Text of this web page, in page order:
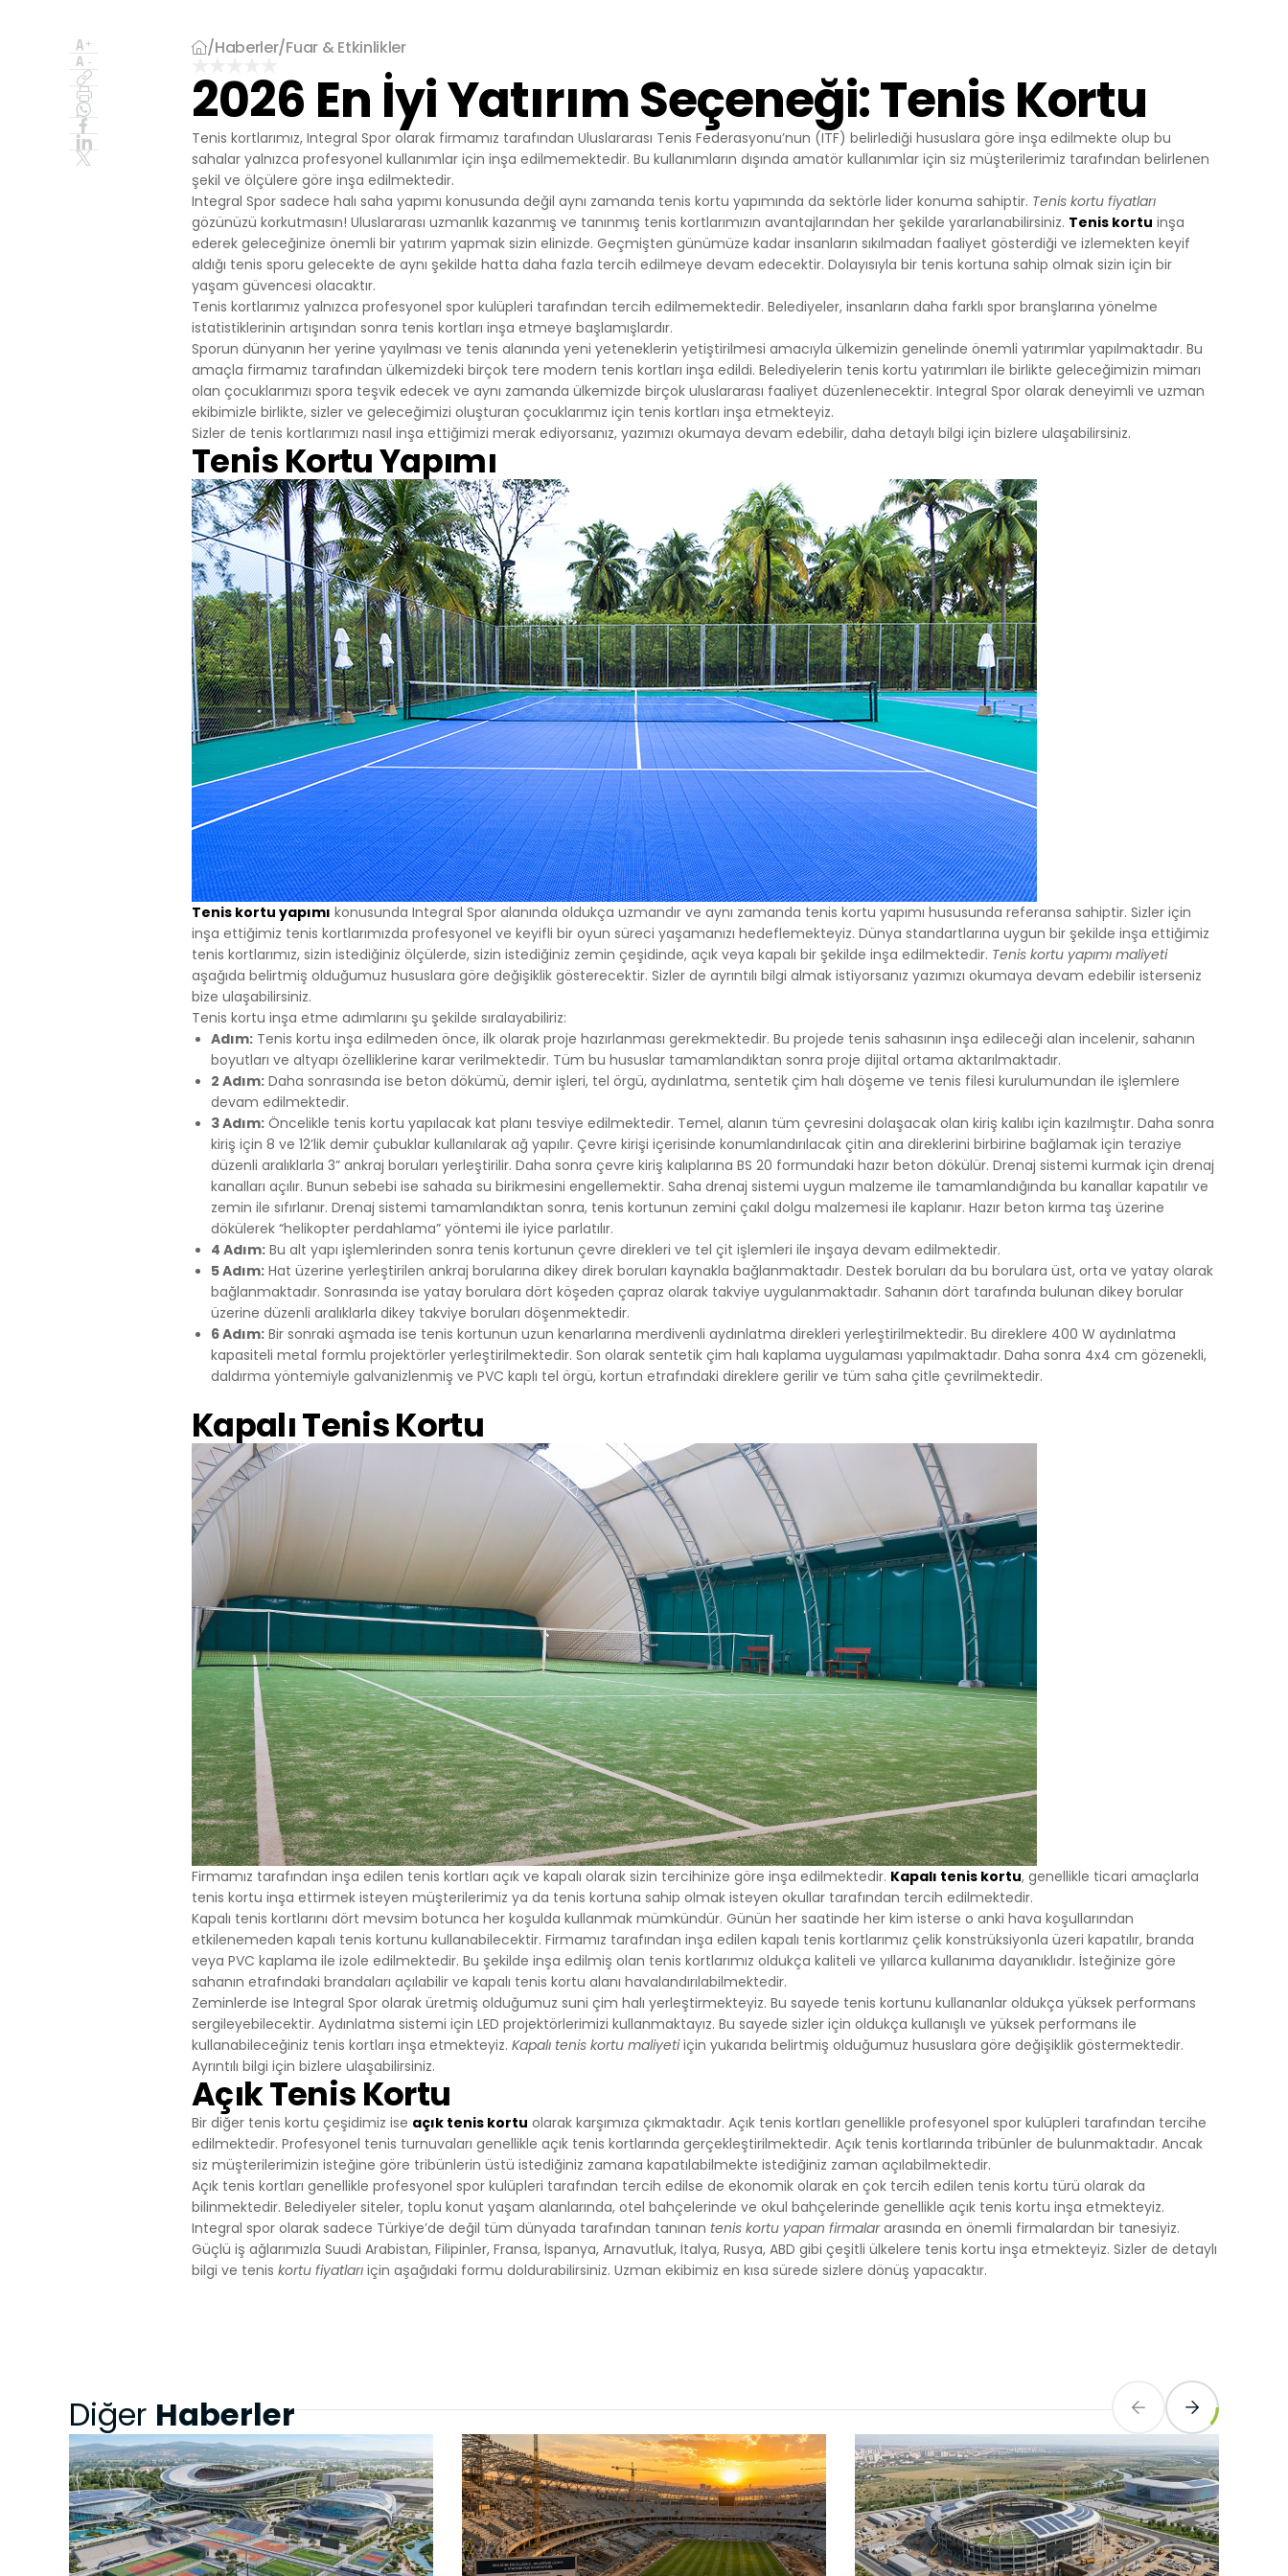
/Haberler/Fuar & Etkinlikler
2026 En İyi Yatırım Seçeneği: Tenis Kortu
Tenis kortlarımız, Integral Spor olarak firmamız tarafından Uluslararası Tenis Federasyonu’nun (ITF) belirlediği hususlara göre inşa edilmekte olup bu
sahalar yalnızca profesyonel kullanımlar için inşa edilmemektedir. Bu kullanımların dışında amatör kullanımlar için siz müşterilerimiz tarafından belirlenen
şekil ve ölçülere göre inşa edilmektedir.
Integral Spor sadece halı saha yapımı konusunda değil aynı zamanda tenis kortu yapımında da sektörle lider konuma sahiptir. Tenis kortu fiyatları
gözünüzü korkutmasın! Uluslararası uzmanlık kazanmış ve tanınmış tenis kortlarımızın avantajlarından her şekilde yararlanabilirsiniz. Tenis kortu inşa
ederek geleceğinize önemli bir yatırım yapmak sizin elinizde. Geçmişten günümüze kadar insanların sıkılmadan faaliyet gösterdiği ve izlemekten keyif
aldığı tenis sporu gelecekte de aynı şekilde hatta daha fazla tercih edilmeye devam edecektir. Dolayısıyla bir tenis kortuna sahip olmak sizin için bir
yaşam güvencesi olacaktır.
Tenis kortlarımız yalnızca profesyonel spor kulüpleri tarafından tercih edilmemektedir. Belediyeler, insanların daha farklı spor branşlarına yönelme
istatistiklerinin artışından sonra tenis kortları inşa etmeye başlamışlardır.
Sporun dünyanın her yerine yayılması ve tenis alanında yeni yeteneklerin yetiştirilmesi amacıyla ülkemizin genelinde önemli yatırımlar yapılmaktadır. Bu
amaçla firmamız tarafından ülkemizdeki birçok tere modern tenis kortları inşa edildi. Belediyelerin tenis kortu yatırımları ile birlikte geleceğimizin mimarı
olan çocuklarımızı spora teşvik edecek ve aynı zamanda ülkemizde birçok uluslararası faaliyet düzenlenecektir. Integral Spor olarak deneyimli ve uzman
ekibimizle birlikte, sizler ve geleceğimizi oluşturan çocuklarımız için tenis kortları inşa etmekteyiz.
Sizler de tenis kortlarımızı nasıl inşa ettiğimizi merak ediyorsanız, yazımızı okumaya devam edebilir, daha detaylı bilgi için bizlere ulaşabilirsiniz.
Tenis Kortu Yapımı
Tenis kortu yapımı konusunda Integral Spor alanında oldukça uzmandır ve aynı zamanda tenis kortu yapımı hususunda referansa sahiptir. Sizler için
inşa ettiğimiz tenis kortlarımızda profesyonel ve keyifli bir oyun süreci yaşamanızı hedeflemekteyiz. Dünya standartlarına uygun bir şekilde inşa ettiğimiz
tenis kortlarımız, sizin istediğiniz ölçülerde, sizin istediğiniz zemin çeşidinde, açık veya kapalı bir şekilde inşa edilmektedir. Tenis kortu yapımı maliyeti
aşağıda belirtmiş olduğumuz hususlara göre değişiklik gösterecektir. Sizler de ayrıntılı bilgi almak istiyorsanız yazımızı okumaya devam edebilir isterseniz
bize ulaşabilirsiniz.
Tenis kortu inşa etme adımlarını şu şekilde sıralayabiliriz:
Adım: Tenis kortu inşa edilmeden önce, ilk olarak proje hazırlanması gerekmektedir. Bu projede tenis sahasının inşa edileceği alan incelenir, sahanın
boyutları ve altyapı özelliklerine karar verilmektedir. Tüm bu hususlar tamamlandıktan sonra proje dijital ortama aktarılmaktadır.
2 Adım: Daha sonrasında ise beton dökümü, demir işleri, tel örgü, aydınlatma, sentetik çim halı döşeme ve tenis filesi kurulumundan ile işlemlere
devam edilmektedir.
3 Adım: Öncelikle tenis kortu yapılacak kat planı tesviye edilmektedir. Temel, alanın tüm çevresini dolaşacak olan kiriş kalıbı için kazılmıştır. Daha sonra
kiriş için 8 ve 12’lik demir çubuklar kullanılarak ağ yapılır. Çevre kirişi içerisinde konumlandırılacak çitin ana direklerini birbirine bağlamak için teraziye
düzenli aralıklarla 3” ankraj boruları yerleştirilir. Daha sonra çevre kiriş kalıplarına BS 20 formundaki hazır beton dökülür. Drenaj sistemi kurmak için drenaj
kanalları açılır. Bunun sebebi ise sahada su birikmesini engellemektir. Saha drenaj sistemi uygun malzeme ile tamamlandığında bu kanallar kapatılır ve
zemin ile sıfırlanır. Drenaj sistemi tamamlandıktan sonra, tenis kortunun zemini çakıl dolgu malzemesi ile kaplanır. Hazır beton kırma taş üzerine
dökülerek “helikopter perdahlama” yöntemi ile iyice parlatılır.
4 Adım: Bu alt yapı işlemlerinden sonra tenis kortunun çevre direkleri ve tel çit işlemleri ile inşaya devam edilmektedir.
5 Adım: Hat üzerine yerleştirilen ankraj borularına dikey direk boruları kaynakla bağlanmaktadır. Destek boruları da bu borulara üst, orta ve yatay olarak
bağlanmaktadır. Sonrasında ise yatay borulara dört köşeden çapraz olarak takviye uygulanmaktadır. Sahanın dört tarafında bulunan dikey borular
üzerine düzenli aralıklarla dikey takviye boruları döşenmektedir.
6 Adım: Bir sonraki aşmada ise tenis kortunun uzun kenarlarına merdivenli aydınlatma direkleri yerleştirilmektedir. Bu direklere 400 W aydınlatma
kapasiteli metal formlu projektörler yerleştirilmektedir. Son olarak sentetik çim halı kaplama uygulaması yapılmaktadır. Daha sonra 4x4 cm gözenekli,
daldırma yöntemiyle galvanizlenmiş ve PVC kaplı tel örgü, kortun etrafındaki direklere gerilir ve tüm saha çitle çevrilmektedir.
Kapalı Tenis Kortu
Firmamız tarafından inşa edilen tenis kortları açık ve kapalı olarak sizin tercihinize göre inşa edilmektedir. Kapalı tenis kortu, genellikle ticari amaçlarla
tenis kortu inşa ettirmek isteyen müşterilerimiz ya da tenis kortuna sahip olmak isteyen okullar tarafından tercih edilmektedir.
Kapalı tenis kortlarını dört mevsim botunca her koşulda kullanmak mümkündür. Günün her saatinde her kim isterse o anki hava koşullarından
etkilenemeden kapalı tenis kortunu kullanabilecektir. Firmamız tarafından inşa edilen kapalı tenis kortlarımız çelik konstrüksiyonla üzeri kapatılır, branda
veya PVC kaplama ile izole edilmektedir. Bu şekilde inşa edilmiş olan tenis kortlarımız oldukça kaliteli ve yıllarca kullanıma dayanıklıdır. İsteğinize göre
sahanın etrafındaki brandaları açılabilir ve kapalı tenis kortu alanı havalandırılabilmektedir.
Zeminlerde ise Integral Spor olarak üretmiş olduğumuz suni çim halı yerleştirmekteyiz. Bu sayede tenis kortunu kullananlar oldukça yüksek performans
sergileyebilecektir. Aydınlatma sistemi için LED projektörlerimizi kullanmaktayız. Bu sayede sizler için oldukça kullanışlı ve yüksek performans ile
kullanabileceğiniz tenis kortları inşa etmekteyiz. Kapalı tenis kortu maliyetiiçin yukarıda belirtmiş olduğumuz hususlara göre değişiklik göstermektedir.
Ayrıntılı bilgi için bizlere ulaşabilirsiniz.
Açık Tenis Kortu
Bir diğer tenis kortu çeşidimiz ise açık tenis kortu olarak karşımıza çıkmaktadır. Açık tenis kortları genellikle profesyonel spor kulüpleri tarafından tercihe
edilmektedir. Profesyonel tenis turnuvaları genellikle açık tenis kortlarında gerçekleştirilmektedir. Açık tenis kortlarında tribünler de bulunmaktadır. Ancak
siz müşterilerimizin isteğine göre tribünlerin üstü istediğiniz zamana kapatılabilmekte istediğiniz zaman açılabilmektedir.
Açık tenis kortları genellikle profesyonel spor kulüpleri tarafından tercih edilse de ekonomik olarak en çok tercih edilen tenis kortu türü olarak da
bilinmektedir. Belediyeler siteler, toplu konut yaşam alanlarında, otel bahçelerinde ve okul bahçelerinde genellikle açık tenis kortu inşa etmekteyiz.
Integral spor olarak sadece Türkiye’de değil tüm dünyada tarafından tanınan tenis kortu yapan firmalararasında en önemli firmalardan bir tanesiyiz.
Güçlü iş ağlarımızla Suudi Arabistan, Filipinler, Fransa, İspanya, Arnavutluk, İtalya, Rusya, ABD gibi çeşitli ülkelere tenis kortu inşa etmekteyiz. Sizler de detaylı
bilgi ve tenis kortu fiyatları için aşağıdaki formu doldurabilirsiniz. Uzman ekibimiz en kısa sürede sizlere dönüş yapacaktır.
Diğer Haberler
kaynaklananlar başta olmak üzere, kanuni ve sözleşmesel yükümlülüklerini yerine
3.İNTERNET SİTEMİZDE KULLANILAN ÇEREZ TÜRLERİ
3.1.Oturum Çerezleri
Oturum çerezlerini ziyaretinizi süresince internet sitesinin düzgün bir şekilde
çalışmasının teminini sağlamaktadır. Sitelerimizin ve sizin, ziyaretinizde güvenliğini,
sürekliliğini sağlamak gibi amaçlarla kullanılırlar. Oturum çerezleri geçici çerezlerdir, siz
tarayıcınızı kapatıp sitemize tekrar geldiğinizde silinir, kalıcı değillerdir.
3.2.Kalıcı Çerezler
Bu tür çerezler tercihlerinizi hatırlamak için kullanılır ve tarayıcılar vasıtasıyla cihazınızda
depolanır Kalıcı çerezler, sitemizi ziyaret ettiğiniz tarayıcınızı kapattıktan veya
bilgisayarınızı yeniden başlattıktan sonra bile saklı kalır. Tarayıcınızın ayarlarından
silinene kadar bu çerezler tarayıcınızın alt klasörlerinde tutulurlar.
Kalıcı çerezlerin bazı türleri; İnternet Sitesini kullanım amacınız gibi hususlar göz önünde
bulundurarak sizlere özel öneriler sunulması için kullanılabilmektedir.
Kalıcı çerezler sayesinde İnternet Sitemizi aynı cihazla tekrardan ziyaret etmeniz
durumunda, cihazınızda İnternet Sitemiz tarafından oluşturulmuş bir çerez olup
olmadığı kontrol edilir ve var ise, sizin siteyi daha önce ziyaret ettiğiniz anlaşılır ve size
iletilecek içerik bu doğrultuda belirlenir ve böylelikle sizlere daha iyi bir hizmet sunulur.
3.3.Zorunlu/Teknik Çerezler
Ziyaret ettiğiniz internet sitesinin düzgün şekilde çalışabilmesi için zorunlu çerezlerdir.
Bu tür çerezlerin amacı, sitenin çalışmasını sağlamak yoluyla gerekli hizmet sunmaktır.
Örneğin, internet sitesinin güvenli bölümlerine erişmeye, özelliklerini kullanabilmeye,
üzerinde gezinti yapabilmeye olanak verir.
3.4.Analitik Çerezler
İnternet sitesinin kullanım şekli, ziyaret sıklığı ve sayısı, hakkında bilgi toplayan ve
ziyaretçilerin siteye nasıl geçtiğini gösterirler. Bu tür çerezlerin kullanım amacı, sitenin
işleyiş biçimini iyileştirerek performans arttırmak ve genel eğilim yönünü belirlemektir.
Ziyaretçi kimliklerinin tespitini sağlayabilecek verileri içermezler. Örneğin, gösterilen hata
mesajı sayısı veya en çok ziyaret edilen sayfaları gösterirler.
3.5.İşlevsel/Fonksiyonel Çerezler
Ziyaretçinin site içerisinde yaptığı seçimleri kaydederek bir sonraki ziyarette hatırlar. Bu
tür çerezlerin amacı ziyaretçilere kullanım kolaylığı sağlamaktır. Örneğin, site
kullanıcısının ziyaret ettiği her bir sayfada kullanıcı şifresini tekrar girmesini önler.
3.6. Hedefleme/Reklam Çerezleri
Ziyaretçilere sunulan reklamların etkinliğinin ölçülmesi ve reklamların kaç kere
görüntülendiğinin hesaplanmasını sağlarlar. Bu tür çerezlerin amacı, ziyaretçilerin ilgi
alanlarına özelleştirilmiş reklamların sunulmasıdır.
Aynı şekilde, ziyaretçilerin gezinmelerine özel olarak ilgi alanlarının tespit edilmesini ve
uygun içeriklerin sunulmasını sağlarlar. Örneğin, ziyaretçiye gösterilen reklamın kısa süre
içinde tekrar gösterilmesini engeller.
4.ÇEREZ TERCİHLERİ NASIL YÖNETİLİR?
Çerezlerin kullanımına ilişkin tercihlerinizi değiştirmek ya da çerezleri engellemek veya
silmek için tarayıcınızın ayarlarını değiştirmeniz yeterlidir.
Birçok tarayıcı çerezleri kontrol edebilmeniz için size çerezleri kabul etme veya
reddetme, yalnızca belirli türdeki çerezleri kabul etme ya da bir internet sitesinin
cihazınıza çerez depolamayı talep ettiğinde tarayıcı tarafından uyarılma seçeneği
Aynı zamanda, daha önce tarayıcınıza kaydedilmiş çerezlerin silinmesi de mümkündür.
Çerezleri devre dışı bırakır veya reddederseniz, bazı tercihleri manuel olarak ayarlamanız
gerekebilir, hesabınızı tanıyamayacağımız ve ilişkilendiremeyeceğimiz için internet
sitesindeki bazı özellikler ve hizmetler düzgün çalışmayabilir. Tarayıcınızın ayarlarını
aşağıdaki tablodan ilgili link’e tıklayarak değiştirebilirsiniz.
5.İNTERNET SİTESİ GİZLİLİK POLİTİKASI’NIN YÜRÜRLÜĞÜ
İnternet Sitesi Gizlilik Politikası ..../..../.... tarihlidir. Politika’nın tümünün veya belirli
maddelerinin yenilenmesi durumunda Politika’nın yürürlük tarihi güncellenecektir. Gizlilik
Politikası Kurum’un internet sitesinde (www.alanadi.com) yayımlanır ve kişisel veri
sahiplerinin talebi üzerine ilgili kişilerin erişimine sunulur.
Firma Adı
Adres: Mahalle Adı Sokak Adı. No: 1/A, 34444 İlçe Adı/İl Adı
Telefon: +90 216 555 55 55
E – Posta: mail@alanadi.com
Web Adresi: www.alanadi.com